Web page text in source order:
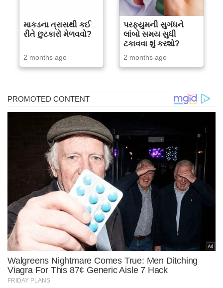
માકડના ત્રાસથી કઈ
રીતે છુટકારો મેળવવો?
2 months ago
પરફ્યુમની સુગંધને
લાંબો સમય સુધી
ટકાવવા શું કરશો?
2 months ago